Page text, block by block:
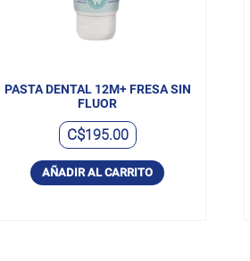
PASTA DENTAL 12M+ FRESA SIN
FLUOR
C$195.00
AÑADIR AL CARRITO